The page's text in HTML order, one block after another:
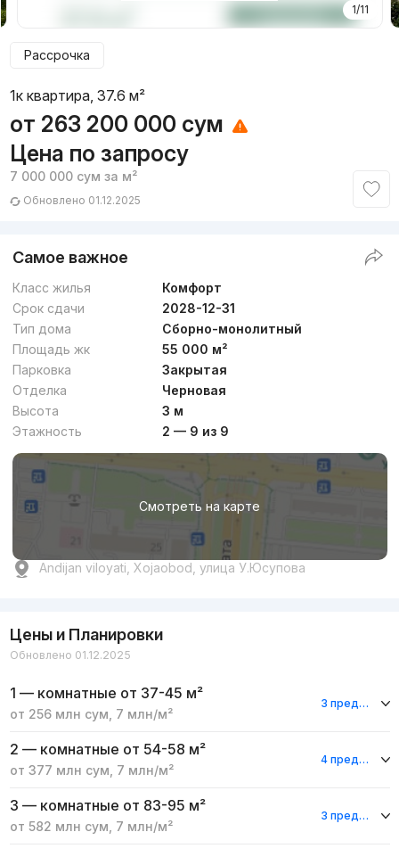
1/11
Рассрочка
1к квартира, 37.6 м²
от 263 200 000 сум
Цена по запросу
7 000 000 сум за м²
Обновлено 01.12.2025
Самое важное
Класс жилья
Комфорт
Срок сдачи
2028-12-31
Тип дома
Сборно-монолитный
Площадь жк
55 000 м²
Парковка
Закрытая
Отделка
Черновая
Высота
3 м
Этажность
2 — 9 из 9
Смотреть на карте
Andijan viloyati, Xojaobod, улица У.Юсупова
Цены и Планировки
Обновлено 01.12.2025
1 — комнатные от 37-45 м²
от 256 млн сум 7 млн/м²
3 предложения
2 — комнатные от 54-58 м²
от 377 млн сум 7 млн/м²
4 предложения
3 — комнатные от 83-95 м²
от 582 млн сум 7 млн/м²
3 предложения